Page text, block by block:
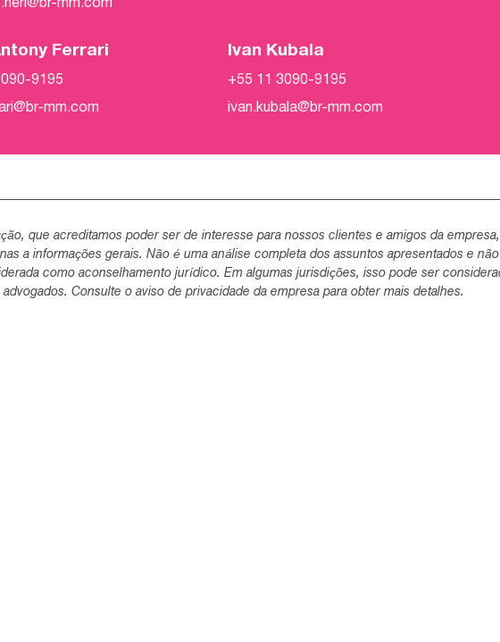
mm.com
Ferrari
9195
mm.com
Ivan Kubala
+55 11 3090-9195
ivan.kubala@br-mm.com
que acreditamos poder ser de interesse para nossos clientes e amigos da empresa,
a informações gerais. Não é uma análise completa dos assuntos apresentados e não
como aconselhamento jurídico. Em algumas jurisdições, isso pode ser
Consulte o aviso de privacidade da empresa para obter mais detalhes.